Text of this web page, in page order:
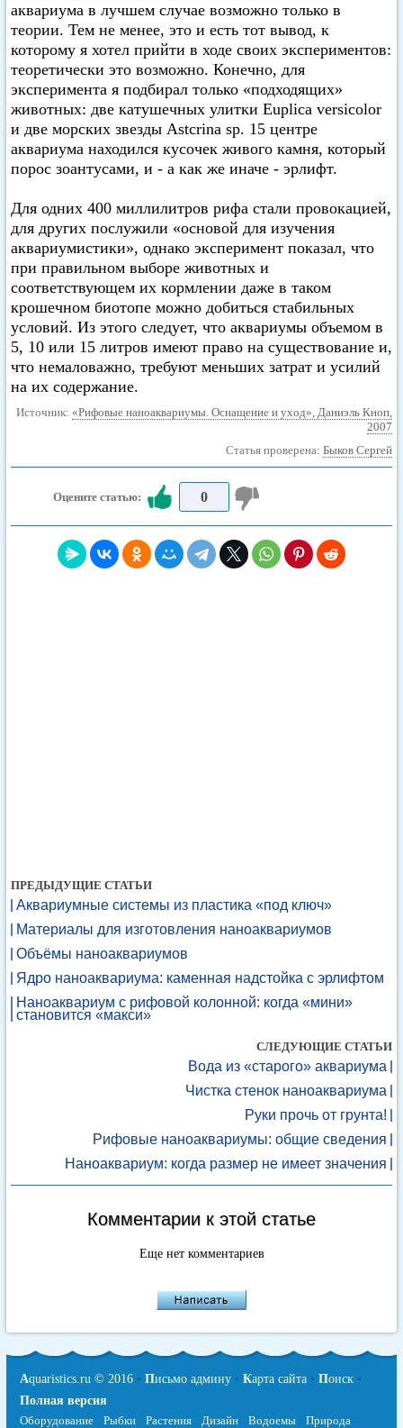
аквариума в лучшем случае возможно только в
теории. Тем не менее, это и есть тот вывод, к
которому я хотел прийти в ходе своих экспериментов:
теоретически это возможно. Конечно, для
эксперимента я подбирал только «подходящих»
животных: две катушечных улитки Euplica versicolor
и две морских звезды Astcrina sp. 15 центре
аквариума находился кусочек живого камня, который
порос зоантусами, и - а как же иначе - эрлифт.
Для одних 400 миллилитров рифа стали провокацией,
для других послужили «основой для изучения
аквариумистики», однако эксперимент показал, что
при правильном выборе животных и
соответствующем их кормлении даже в таком
крошечном биотопе можно добиться стабильных
условий. Из этого следует, что аквариумы объемом в
5, 10 или 15 литров имеют право на существование и,
что немаловажно, требуют меньших затрат и усилий
на их содержание.
Источник: «Рифовые наноаквариумы. Оснащение и уход», Даниэль Кноп,
2007
Статья проверена: Быков Сергей
Оцените статью: 0
ПРЕДЫДУЩИЕ СТАТЬИ
Аквариумные системы из пластика «под ключ»
Материалы для изготовления наноаквариумов
Объёмы наноаквариумов
Ядро наноаквариума: каменная надстойка с эрлифтом
Наноаквариум с рифовой колонной: когда «мини»
становится «макси»
СЛЕДУЮЩИЕ СТАТЬИ
Вода из «старого» аквариума
Чистка стенок наноаквариума
Руки прочь от грунта!
Рифовые наноаквариумы: общие сведения
Наноаквариум: когда размер не имеет значения
Комментарии к этой статье
Еще нет комментариев
Aquaristics.ru © 2016 • Письмо админу • Карта сайта • Поиск •
Полная версия
Оборудование
Рыбки Растения Дизайн Водоемы Природа